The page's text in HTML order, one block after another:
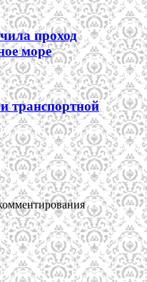
проход
море
транспортной